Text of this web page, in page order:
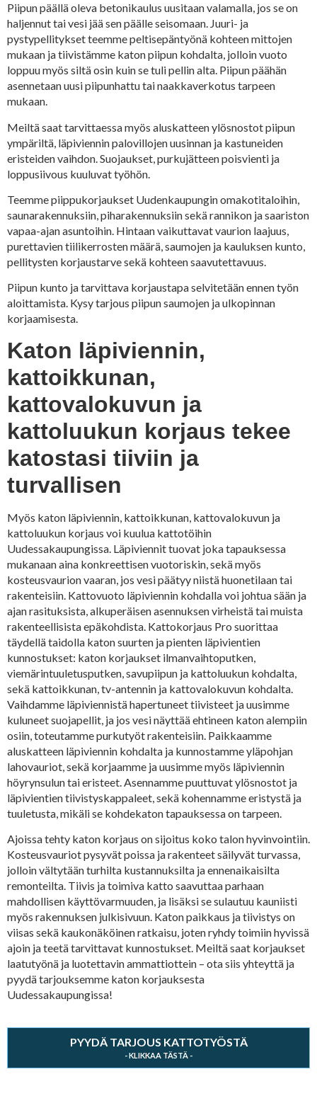
Piipun päällä oleva betonikaulus uusitaan valamalla, jos se on
haljennut tai vesi jää sen päälle seisomaan. Juuri- ja
pystypellitykset teemme peltisepäntyönä kohteen mittojen
mukaan ja tiivistämme katon piipun kohdalta, jolloin vuoto
loppuu myös siltä osin kuin se tuli pellin alta. Piipun päähän
asennetaan uusi piipunhattu tai naakkaverkotus tarpeen
mukaan.
Meiltä saat tarvittaessa myös aluskatteen ylösnostot piipun
ympäriltä, läpiviennin palovillojen uusinnan ja kastuneiden
eristeiden vaihdon. Suojaukset, purkujätteen poisvienti ja
loppusiivous kuuluvat työhön.
Teemme piippukorjaukset Uudenkaupungin omakotitaloihin,
saunarakennuksiin, piharakennuksiin sekä rannikon ja saariston
vapaa-ajan asuntoihin. Hintaan vaikuttavat vaurion laajuus,
purettavien tiilikerrosten määrä, saumojen ja kauluksen kunto,
pellitysten korjaustarve sekä kohteen saavutettavuus.
Piipun kunto ja tarvittava korjaustapa selvitetään ennen työn
aloittamista. Kysy tarjous piipun saumojen ja ulkopinnan
korjaamisesta.
Katon läpiviennin,
kattoikkunan,
kattovalokuvun ja
kattoluukun korjaus tekee
katostasi tiiviin ja
turvallisen
Myös katon läpiviennin, kattoikkunan, kattovalokuvun ja
kattoluukun korjaus voi kuulua kattotöihin
Uudessakaupungissa. Läpiviennit tuovat joka tapauksessa
mukanaan aina konkreettisen vuotoriskin, sekä myös
kosteusvaurion vaaran, jos vesi päätyy niistä huonetilaan tai
rakenteisiin. Kattovuoto läpiviennin kohdalla voi johtua sään ja
ajan rasituksista, alkuperäisen asennuksen virheistä tai muista
rakenteellisista epäkohdista. Kattokorjaus Pro suorittaa
täydellä taidolla katon suurten ja pienten läpivientien
kunnostukset: katon korjaukset ilmanvaihtoputken,
viemärintuuletusputken, savupiipun ja kattoluukun kohdalta,
sekä kattoikkunan, tv-antennin ja kattovalokuvun kohdalta.
Vaihdamme läpiviennistä hapertuneet tiivisteet ja uusimme
kuluneet suojapellit, ja jos vesi näyttää ehtineen katon alempiin
osiin, toteutamme purkutyöt rakenteisiin. Paikkaamme
aluskatteen läpiviennin kohdalta ja kunnostamme yläpohjan
lahovauriot, sekä korjaamme ja uusimme myös läpiviennin
höyrynsulun tai eristeet. Asennamme puuttuvat ylösnostot ja
läpivientien tiivistyskappaleet, sekä kohennamme eristystä ja
tuuletusta, mikäli se kohdekaton tapauksessa on tarpeen.
Ajoissa tehty katon korjaus on sijoitus koko talon hyvinvointiin.
Kosteusvauriot pysyvät poissa ja rakenteet säilyvät turvassa,
jolloin vältytään turhilta kustannuksilta ja ennenaikaisilta
remonteilta. Tiivis ja toimiva katto saavuttaa parhaan
mahdollisen käyttövarmuuden, ja lisäksi se sulautuu kauniisti
myös rakennuksen julkisivuun. Katon paikkaus ja tiivistys on
viisas sekä kaukonäköinen ratkaisu, joten ryhdy toimiin hyvissä
ajoin ja teetä tarvittavat kunnostukset. Meiltä saat korjaukset
laatutyönä ja luotettavin ammattiottein – ota siis yhteyttä ja
pyydä tarjouksemme katon korjauksesta
Uudessakaupungissa!
PYYDÄ TARJOUS KATTOTYÖSTÄ